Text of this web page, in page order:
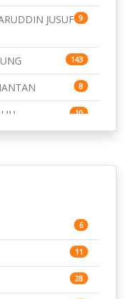
JUSUF 9
143
8
10
3
169
7
6
11
28